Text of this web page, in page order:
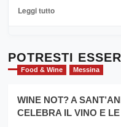
Sicilia
l’
evento
per
la
filiera
Leggi tuttoLeggi
Cronoscalata
Giarre
Montesalice
per
il
POTRESTI
Food & Wine Messina
WINE NOT? A
CELEBRA IL VINO E